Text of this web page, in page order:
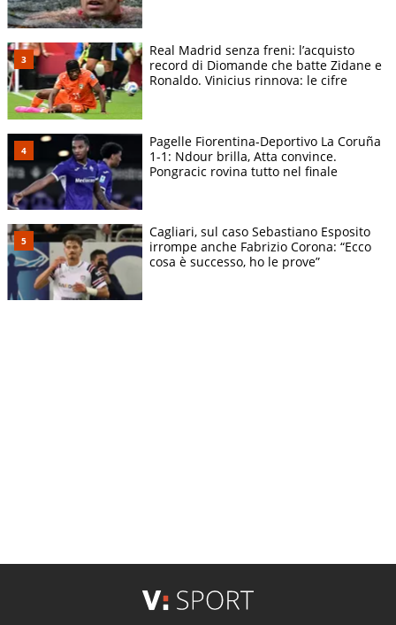
Real Madrid senza freni: l’acquisto
record di Diomande che batte Zidane e
Ronaldo. Vinicius rinnova: le cifre
Pagelle Fiorentina-Deportivo La Coruña
1-1: Ndour brilla, Atta convince.
Pongracic rovina tutto nel finale
Cagliari, sul caso Sebastiano Esposito
irrompe anche Fabrizio Corona: “Ecco
cosa è successo, ho le prove”